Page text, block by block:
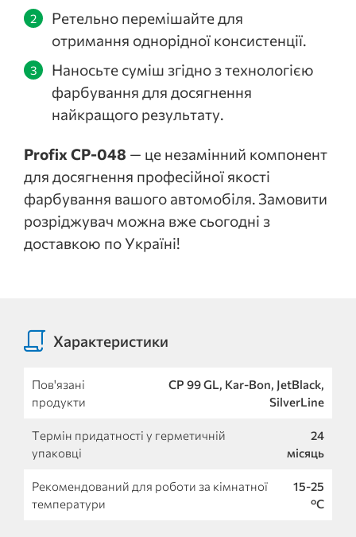
Ретельно перемішайте для
отримання однорідної консистенції.
Наносьте суміш згідно з технологією
фарбування для досягнення
найкращого результату.
Profix CP-048 — це незамінний компонент
для досягнення професійної якості
фарбування вашого автомобіля. Замовити
розріджувач можна вже сьогодні з
доставкою по Україні!
Характеристики
Пов'язані
продукти
CP 99 GL, Kar-Bon, JetBlack,
SilverLine
Термін придатності у герметичній
упаковці
24
місяць
Рекомендований для роботи за кімнатної
температури
15-25
°C